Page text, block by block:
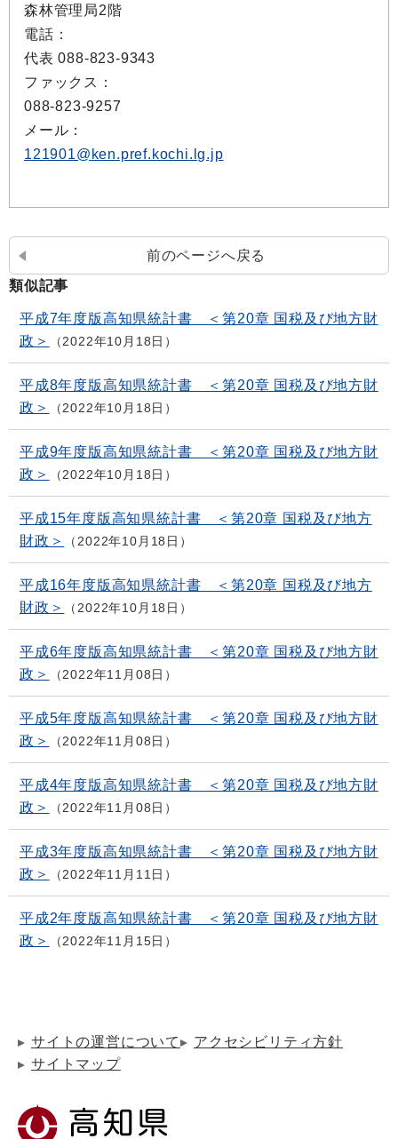
森林管理局2階
電話：
代表 088-823-9343
ファックス：
088-823-9257
メール：
121901@ken.pref.kochi.lg.jp
前のページへ戻る
類似記事
平成7年度版高知県統計書 ＜第20章 国税及び地方財
政＞
2022年10月18日
平成8年度版高知県統計書 ＜第20章 国税及び地方財
政＞
2022年10月18日
平成9年度版高知県統計書 ＜第20章 国税及び地方財
政＞
2022年10月18日
平成15年度版高知県統計書 ＜第20章 国税及び地方
財政＞
2022年10月18日
平成16年度版高知県統計書 ＜第20章 国税及び地方
財政＞
2022年10月18日
平成6年度版高知県統計書 ＜第20章 国税及び地方財
政＞
2022年11月08日
平成5年度版高知県統計書 ＜第20章 国税及び地方財
政＞
2022年11月08日
平成4年度版高知県統計書 ＜第20章 国税及び地方財
政＞
2022年11月08日
平成3年度版高知県統計書 ＜第20章 国税及び地方財
政＞
2022年11月11日
平成2年度版高知県統計書 ＜第20章 国税及び地方財
政＞
2022年11月15日
サイトの運営について
アクセシビリティ方針
サイトマップ